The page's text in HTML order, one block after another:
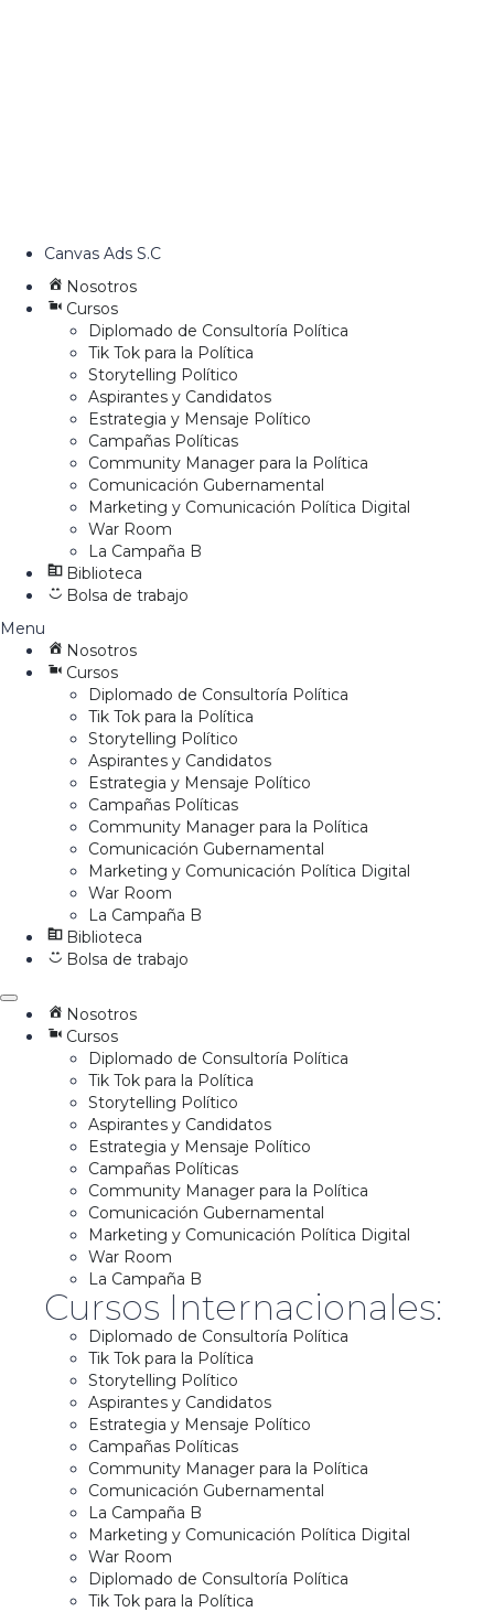
Canvas Ads S.C
Nosotros
Cursos
Diplomado de Consultoría Política
Tik Tok para la Política
Storytelling Político
Aspirantes y Candidatos
Estrategia y Mensaje Político
Campañas Políticas
Community Manager para la Política
Comunicación Gubernamental
Marketing y Comunicación Política Digital
War Room
La Campaña B
Biblioteca
Bolsa de trabajo
Menu
Nosotros
Cursos
Diplomado de Consultoría Política
Tik Tok para la Política
Storytelling Político
Aspirantes y Candidatos
Estrategia y Mensaje Político
Campañas Políticas
Community Manager para la Política
Comunicación Gubernamental
Marketing y Comunicación Política Digital
War Room
La Campaña B
Biblioteca
Bolsa de trabajo
Nosotros
Cursos
Diplomado de Consultoría Política
Tik Tok para la Política
Storytelling Político
Aspirantes y Candidatos
Estrategia y Mensaje Político
Campañas Políticas
Community Manager para la Política
Comunicación Gubernamental
Marketing y Comunicación Política Digital
War Room
La Campaña B
Cursos Internacionales:
Diplomado de Consultoría Política
Tik Tok para la Política
Storytelling Político
Aspirantes y Candidatos
Estrategia y Mensaje Político
Campañas Políticas
Community Manager para la Política
Comunicación Gubernamental
La Campaña B
Marketing y Comunicación Política Digital
War Room
Diplomado de Consultoría Política
Tik Tok para la Política